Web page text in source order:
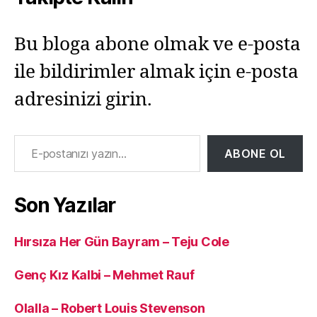
Bu bloga abone olmak ve e-posta
ile bildirimler almak için e-posta
adresinizi girin.
E-postanızı yazın…
ABONE OL
Son Yazılar
Hırsıza Her Gün Bayram – Teju Cole
Genç Kız Kalbi – Mehmet Rauf
Olalla – Robert Louis Stevenson